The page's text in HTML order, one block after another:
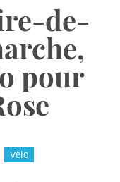
de-
pour
Vélo